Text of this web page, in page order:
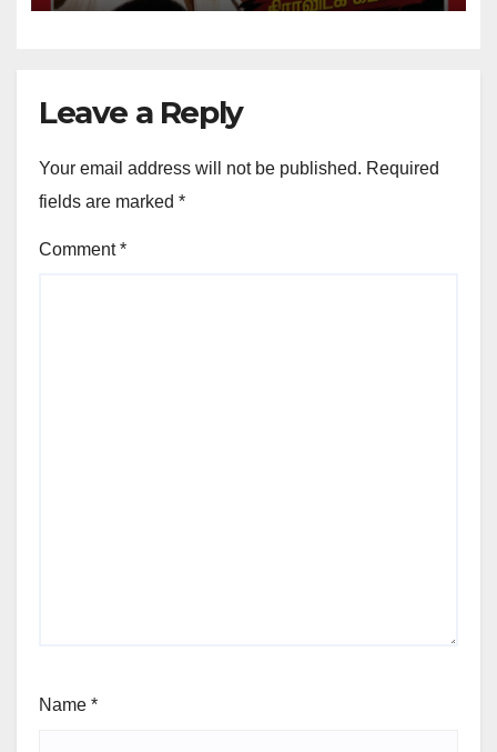
Leave a Reply
Your email address will not be published. Required
fields are marked *
Comment*
Name *